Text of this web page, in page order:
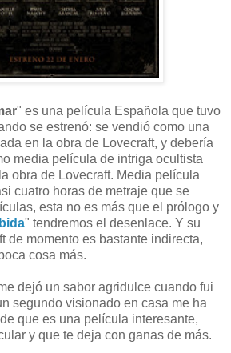
" es una película Española que tuvo
se estrenó: se vendió como una
en la obra de Lovecraft, y debería
media película de intriga ocultista
obra de Lovecraft. Media película
cuatro horas de metraje que se
esta no es más que el prólogo y
" tendremos el desenlace. Y su
de momento es bastante indirecta,
cosa más.
dejó un sabor agridulce cuando fui
segundo visionado en casa me ha
que es una película interesante,
y que te deja con ganas de más.